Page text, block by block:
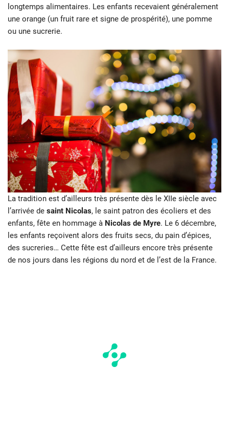
longtemps alimentaires. Les enfants recevaient généralement
une orange (un fruit rare et signe de prospérité), une pomme
ou une sucrerie.
La tradition est d’ailleurs très présente dès le XIIe siècle avec
l’arrivée de saint Nicolas, le saint patron des écoliers et des
enfants, fête en hommage à Nicolas de Myre. Le 6 décembre,
les enfants reçoivent alors des fruits secs, du pain d’épices,
des sucreries… Cette fête est d’ailleurs encore très présente
de nos jours dans les régions du nord et de l’est de la France.